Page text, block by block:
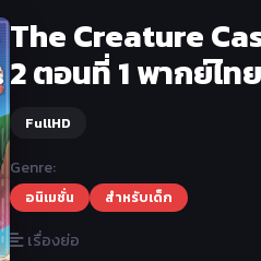
The Creature
2 ตอนที่ 1 พากย์ไทย
FullHD
Genre:
อนิเมชั่น สำหรับเด็ก
เรื่องย่อ